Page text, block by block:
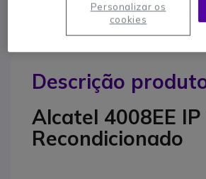
Descrição
Alcatel 4008EE IP
Recondicionado
Personalizar os
cookies